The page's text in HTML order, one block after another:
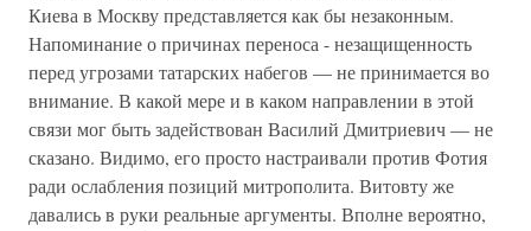
Киева в Москву представляется как бы незаконным.
Напоминание о причинах переноса - незащищенность
перед угрозами татарских набегов — не принимается во
внимание. В какой мере и в каком направлении в этой
связи мог быть задействован Василий Дмитриевич — не
сказано. Видимо, его просто настраивали против Фотия
ради ослабления позиций митрополита. Витовту же
давались в руки реальные аргументы. Вполне вероятно,